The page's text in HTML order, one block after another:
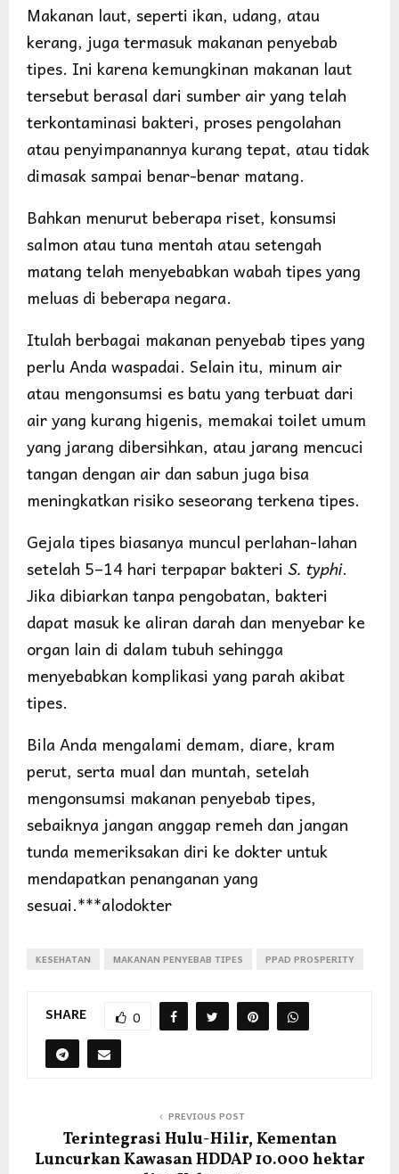
Makanan laut, seperti ikan, udang, atau
kerang, juga termasuk makanan penyebab
tipes. Ini karena kemungkinan makanan laut
tersebut berasal dari sumber air yang telah
terkontaminasi bakteri, proses pengolahan
atau penyimpanannya kurang tepat, atau tidak
dimasak sampai benar-benar matang.
Bahkan menurut beberapa riset, konsumsi
salmon atau tuna mentah atau setengah
matang telah menyebabkan wabah tipes yang
meluas di beberapa negara.
Itulah berbagai makanan penyebab tipes yang
perlu Anda waspadai. Selain itu, minum air
atau mengonsumsi es batu yang terbuat dari
air yang kurang higenis, memakai toilet umum
yang jarang dibersihkan, atau jarang mencuci
tangan dengan air dan sabun juga bisa
meningkatkan risiko seseorang terkena tipes.
Gejala tipes biasanya muncul perlahan-lahan
setelah 5–14 hari terpapar bakteri S. typhi.
Jika dibiarkan tanpa pengobatan, bakteri
dapat masuk ke aliran darah dan menyebar ke
organ lain di dalam tubuh sehingga
menyebabkan komplikasi yang parah akibat
tipes.
Bila Anda mengalami demam, diare, kram
perut, serta mual dan muntah, setelah
mengonsumsi makanan penyebab tipes,
sebaiknya jangan anggap remeh dan jangan
tunda memeriksakan diri ke dokter untuk
mendapatkan penanganan yang
sesuai.***alodokter
KESEHATAN MAKANAN PENYEBAB TIPES PPAD PROSPERITY
SHARE 0
PREVIOUS POST
Terintegrasi Hulu-Hilir, Kementan
Luncurkan Kawasan HDDAP 10.000 hektar